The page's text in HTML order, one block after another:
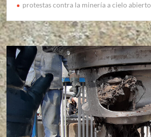
protestas contra la minería a cielo abierto